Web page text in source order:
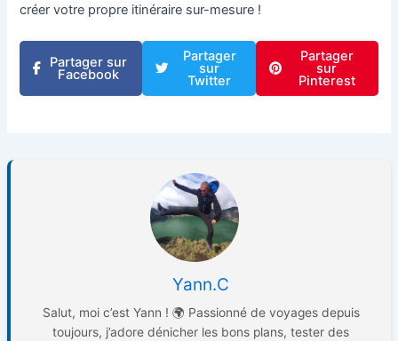
créer votre propre itinéraire sur-mesure !
Partager sur
Facebook
Partager
sur
Twitter
Partager
sur
Pinterest
Yann.C
Salut, moi c’est Yann ! 🌍 Passionné de voyages depuis
toujours, j’adore dénicher les bons plans, tester des